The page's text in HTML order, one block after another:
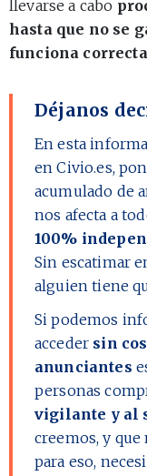
llevarse a cabo
hasta que no se
funciona
Déjanos
En esta
en Civio.es,
acumulado de
nos afecta a
100%
Sin escatimar
alguien tiene
Si podemos
acceder sin
anunciantes
personas
vigilante y al
creemos, y
para eso,